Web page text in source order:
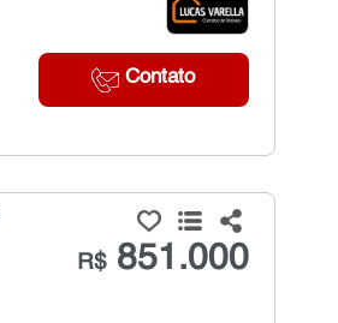
Contato
R$851.000